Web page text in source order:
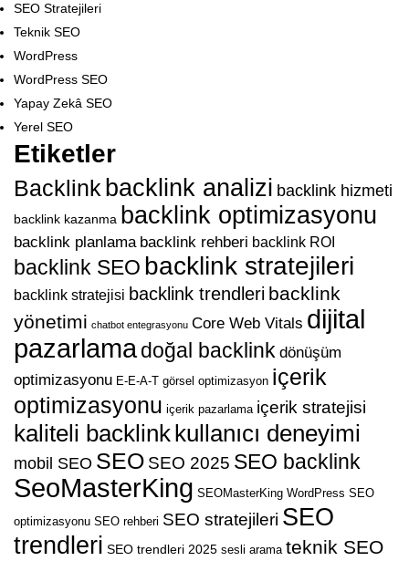
SEO Stratejileri
Teknik SEO
WordPress
WordPress SEO
Yapay Zekâ SEO
Yerel SEO
Etiketler
Backlink backlink analizi backlink hizmeti
backlink kazanma backlink optimizasyonu
backlink planlama backlink rehberi backlink ROI
backlink SEO backlink stratejileri
backlink stratejisi backlink trendleri backlink
yönetimi chatbot entegrasyonu Core Web Vitals dijital
pazarlamadoğal backlink dönüşüm
optimizasyonu E-E-A-T görsel optimizasyon içerik
optimizasyonu içerik pazarlama içerik stratejisi
kaliteli backlink kullanıcı deneyimi
mobil SEO SEO SEO 2025 SEO backlink
SeoMasterKing SEOMasterKing WordPress SEO
optimizasyonu SEO rehberi SEO stratejileri SEO
trendleri SEO trendleri 2025 sesli arama teknik SEO